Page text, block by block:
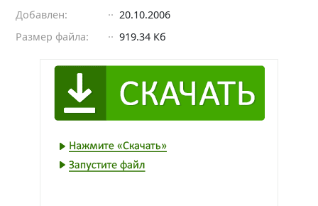
Добавлен:
20.10.2006
Размер файла:
919.34 Кб